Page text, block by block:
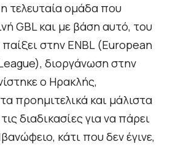
τελευταία ομάδα που
GBL και με βάση αυτό, του
στην ENBL (European
διοργάνωση στην
ο Ηρακλής,
προημιτελικά και μάλιστα
διαδικασίες για να πάρει
κάτι που δεν έγινε,